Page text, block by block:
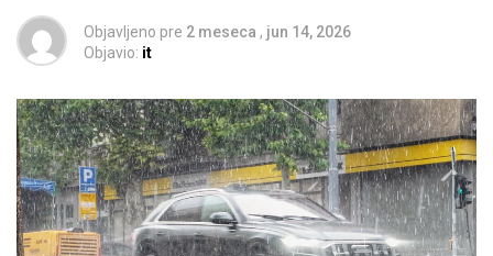
Objavljeno pre 2 meseca , jun 14, 2026
Objavio: it